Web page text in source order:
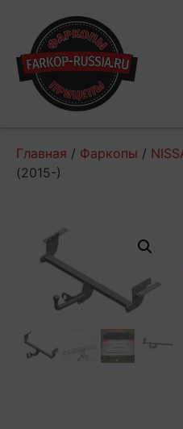
Главная / Фаркопы /
(2015-)